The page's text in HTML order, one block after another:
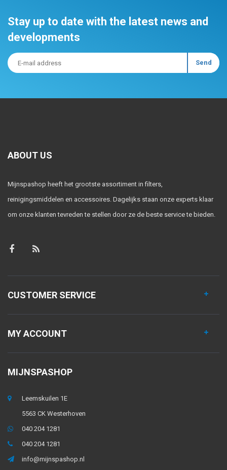
Stay up to date with the latest news and
developments
ABOUT US
Mijnspashop heeft het grootste assortiment in filters,
reinigingsmiddelen en accessoires. Dagelijks staan onze experts klaar
om onze klanten tevreden te stellen door ze de beste service te bieden.
CUSTOMER SERVICE
MY ACCOUNT
MIJNSPASHOP
Leemskuilen 1E
5563 CK Westerhoven
040 204 1281
040 204 1281
info@mijnspashop.nl